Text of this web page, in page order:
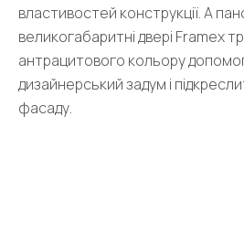
властивостей конструкції. А
великогабаритні двері Framex
антрацитового кольору
дизайнерський задум і
фасаду.